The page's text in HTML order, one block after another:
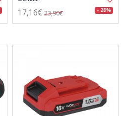
17,16€ 23,90€ - 28%